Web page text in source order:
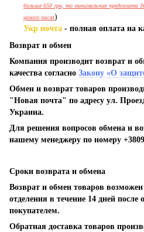
больше 650 грн, то минимальная предоплата
целого числа)
Укр почта - полная оплата на
Возврат и обмен
Компания производит возврат и
качества согласно Закону «О
Обмен и возврат товаров
"Новая почта" по адресу ул.
Украина.
Для решения вопросов обмена и
нашему менеджеру по номеру
Сроки возврата и обмена
Возврат и обмен товаров возможен
отделения в течение 14 дней после
покупателем.
Обратная доставка товаров